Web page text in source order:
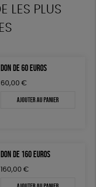
LES PLUS
DON DE 60 EUROS
60,00 €
Ajouter au panier
DON DE 160 EUROS
160,00 €